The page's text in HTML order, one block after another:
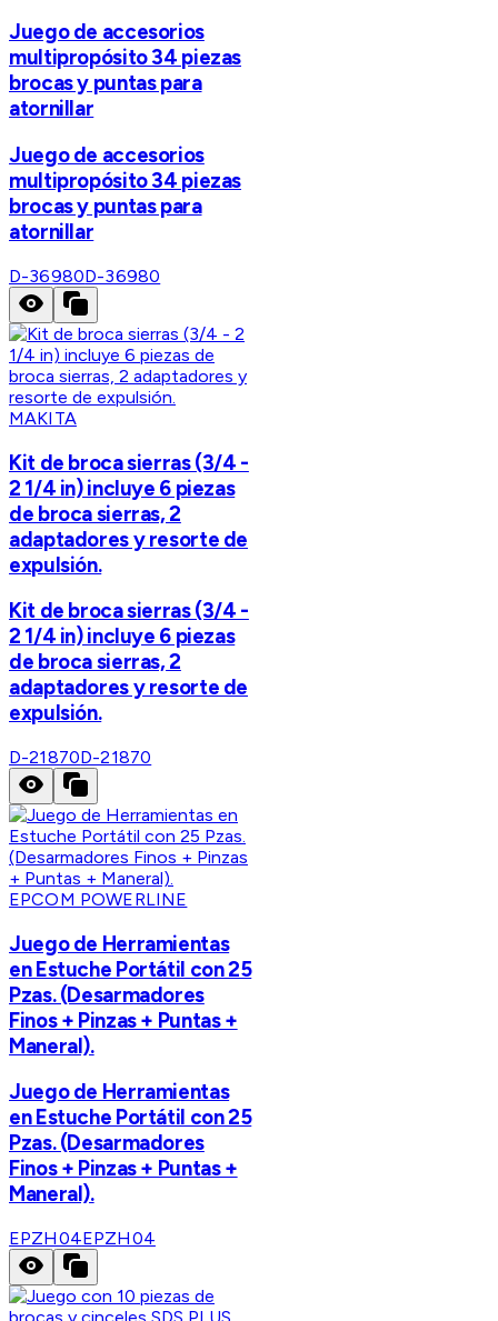
Juego de accesorios
multipropósito 34 piezas
brocas y puntas para
atornillar
Juego de accesorios
multipropósito 34 piezas
brocas y puntas para
atornillar
D-36980D-36980
MAKITA
Kit de broca sierras (3/4 -
2 1/4 in) incluye 6 piezas
de broca sierras, 2
adaptadores y resorte de
expulsión.
Kit de broca sierras (3/4 -
2 1/4 in) incluye 6 piezas
de broca sierras, 2
adaptadores y resorte de
expulsión.
D-21870D-21870
EPCOM POWERLINE
Juego de Herramientas
en Estuche Portátil con 25
Pzas. (Desarmadores
Finos + Pinzas + Puntas +
Maneral).
Juego de Herramientas
en Estuche Portátil con 25
Pzas. (Desarmadores
Finos + Pinzas + Puntas +
Maneral).
EPZH04EPZH04